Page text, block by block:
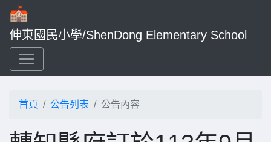
伸東國民小學/ShenDong Elementary School
首頁 公告列表 公告內容